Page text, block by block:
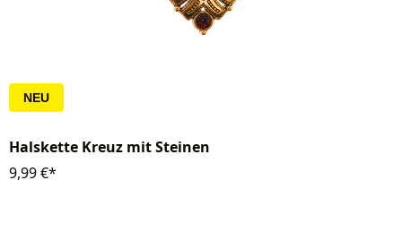
NEU
Halskette Kreuz mit Steinen
9,99 €*